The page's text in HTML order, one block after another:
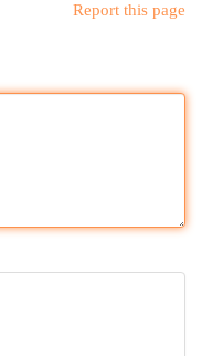
Report this page